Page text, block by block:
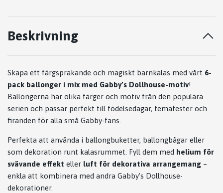
Beskrivning
Skapa ett färgsprakande och magiskt barnkalas med vårt 6-
pack ballonger i mix med Gabby’s Dollhouse-motiv!
Ballongerna har olika färger och motiv från den populära
serien och passar perfekt till födelsedagar, temafester och
firanden för alla små Gabby-fans.
Perfekta att använda i ballongbuketter, ballongbågar eller
som dekoration runt kalasrummet. Fyll dem med helium för
svävande effekt eller luft för dekorativa arrangemang –
enkla att kombinera med andra Gabby’s Dollhouse-
dekorationer.